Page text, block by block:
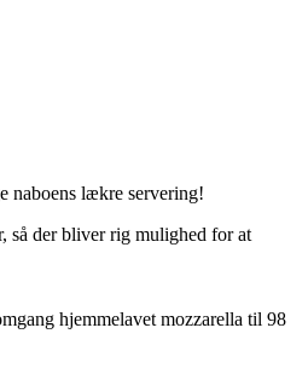
naboens lækre servering!
så der bliver rig mulighed for at
hjemmelavet mozzarella til 98